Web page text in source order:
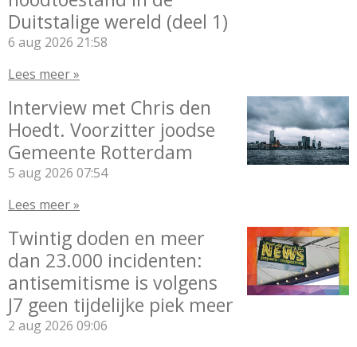
Duitstalige wereld (deel 1)
6 aug 2026 21:58
Lees meer »
Interview met Chris den
Hoedt. Voorzitter joodse
Gemeente Rotterdam
5 aug 2026 07:54
Lees meer »
Twintig doden en meer
dan 23.000 incidenten:
antisemitisme is volgens
J7 geen tijdelijke piek meer
2 aug 2026 09:06